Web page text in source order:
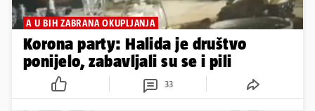
A U BIH ZABRANA OKUPLJANJA
Korona party: Halida je društvo
ponijelo, zabavljali su se i pili
33